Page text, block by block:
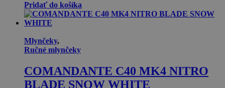
Pridať do košíka
Mlynčeky,
Ručné mlynčeky
COMANDANTE C40 MK4 NITRO
BLADE SNOW WHITE